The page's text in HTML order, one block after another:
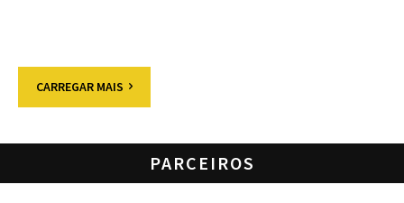
CARREGAR MAIS
PARCEIROS